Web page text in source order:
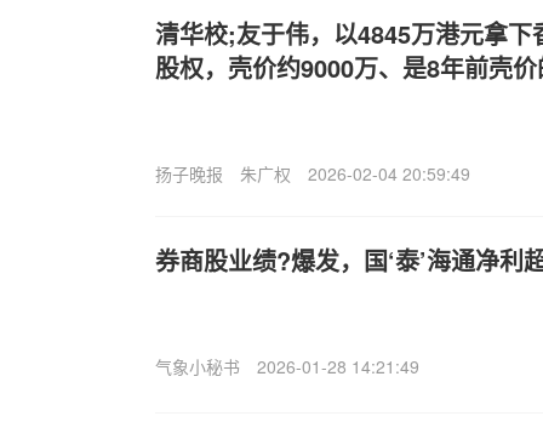
清华校;友于伟，以4845万港元拿
股权，壳价约9000万、是8年前壳
扬子晚报 朱广权 2026-02-04 20:59:49
券商股业绩?爆发，国‘泰’海通净利
气象小秘书 2026-01-28 14:21:49